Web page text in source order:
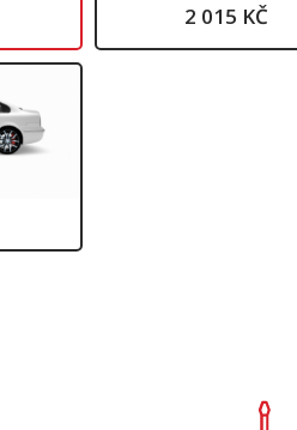
2 015 KČ